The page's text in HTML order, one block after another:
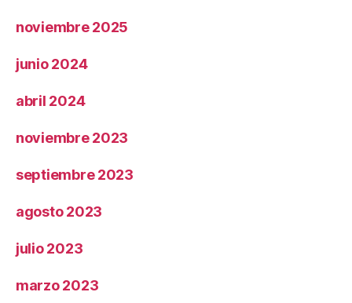
noviembre 2025
junio 2024
abril 2024
noviembre 2023
septiembre 2023
agosto 2023
julio 2023
marzo 2023